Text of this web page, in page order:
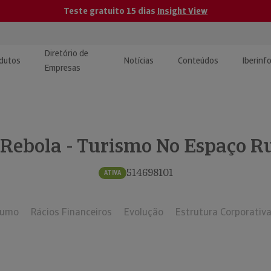
Teste gratuito 15 dias Insight View
e Monitorização de
Diretório de
Empresas
Notícias Conteúdos
| Estudos e
- Turismo No Espaço
ATIVA 514698101
Rácios Financeiros Evolução Estrutura Corporativa